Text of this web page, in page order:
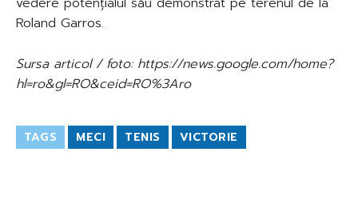
Roland Garros.
Sursa articol / foto: https://news.google.com/home?
hl=ro&gl=RO&ceid=RO%3Aro
TAGS MECI TENIS VICTORIE